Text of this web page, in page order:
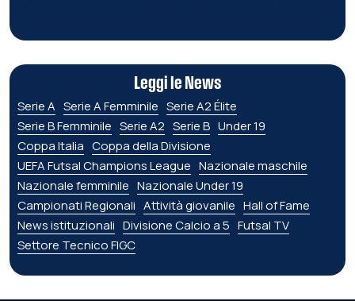
Leggi le News
Serie A Serie A Femminile Serie A2 Élite
Serie B Femminile Serie A2 Serie B Under 19
Coppa Italia Coppa della Divisione
UEFA Futsal Champions League Nazionale maschile
Nazionale femminile Nazionale Under 19
Campionati Regionali Attività giovanile Hall of Fame
News istituzionali Divisione Calcio a 5 Futsal TV
Settore Tecnico FIGC